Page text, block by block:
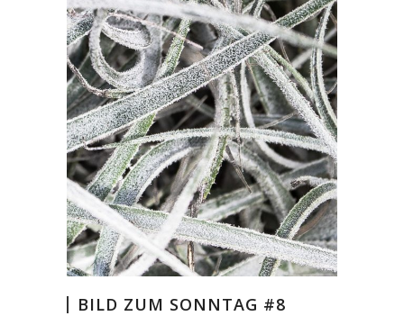
BILD ZUM SONNTAG #8